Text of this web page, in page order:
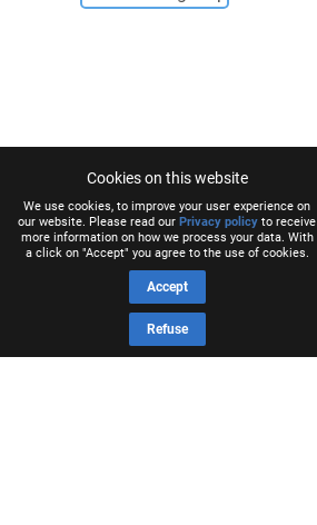
Cookies on this website
We use cookies, to improve your user experience on
our website. Please read our Privacy policy to receive
more information on how we process your data. With
a click on "Accept" you agree to the use of cookies.
Accept
Refuse